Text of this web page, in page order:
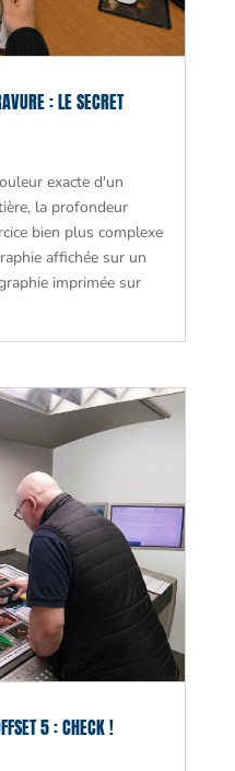
: LE SECRET
exacte d'un
la profondeur
bien plus complexe
affichée sur un
imprimée sur
5 : CHECK !